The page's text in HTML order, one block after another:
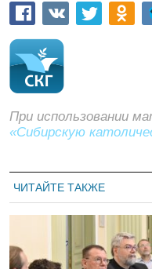
При использовании
«Сибирскую
ЧИТАЙТЕ ТАКЖЕ